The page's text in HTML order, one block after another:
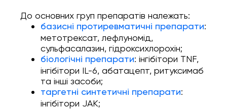
До основних груп препаратів належать:
базисні протиревматичні препарати:
метотрексат, лефлуномід,
сульфасалазин, гідроксихлорохін;
біологічні препарати: інгібітори TNF,
інгібітори IL-6, абатацепт, ритуксимаб
та інші засоби;
таргетні синтетичні препарати:
інгібітори JAK;